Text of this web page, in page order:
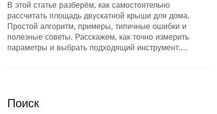
В этой статье разберём, как самостоятельно
рассчитать площадь двускатной крыши для дома.
Простой алгоритм, примеры, типичные ошибки и
полезные советы. Расскажем, как точно измерить
параметры и выбрать подходящий инструмент.
Поиск